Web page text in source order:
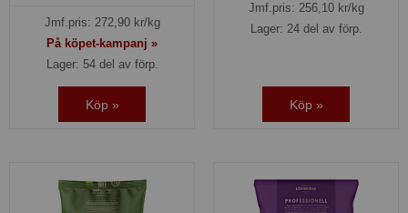
Jmf.pris: 272,90kr/kg
På köpet-kampanj »
Lager: 54 del av förp.
Köp »
Jmf.pris: 256,10kr/kg
Lager: 24 del av förp.
Köp »